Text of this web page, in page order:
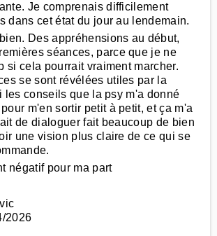
Je comprenais difficilement
dans cet état du jour au lendemain.
Des appréhensions au début,
séances, parce que je ne
si cela pourrait vraiment marcher.
se sont révélées utiles par la
les conseils que la psy m'a donné
m'en sortir petit à petit, et ça m'a
de dialoguer fait beaucoup de bien
une vision plus claire de ce qui se
négatif pour ma part
2026